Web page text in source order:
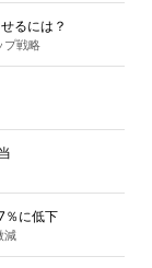
るには？
プ戦略
％に低下
減